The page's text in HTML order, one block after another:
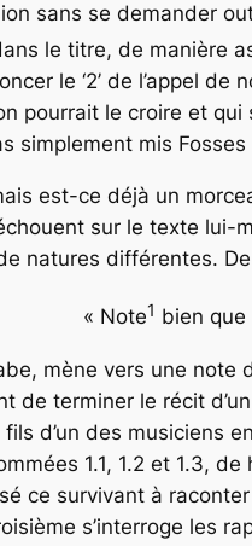
sans se demander
le titre, de manière
le ‘2’ de l’appel
pourrait le croire et qui
simplement mis
est-ce déjà un
sur le texte
natures différentes.
« Note1 bien
mène vers une
de terminer le récit
fils d’un des
1.1, 1.2 et 1.3,
ce survivant à
s’interroge les